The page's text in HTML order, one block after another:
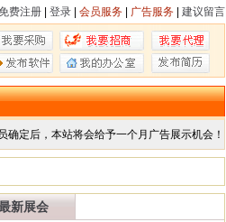
费注册 登录 会员服务 广告服务 建议留言
定后，本站将会给予一个月广告展示机会！
新展会